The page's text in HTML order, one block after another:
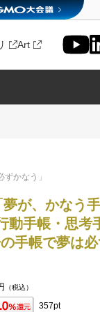
Art
かなう」
が、かなう手
動手帳・思考
手帳で夢は
（税込）
357pt